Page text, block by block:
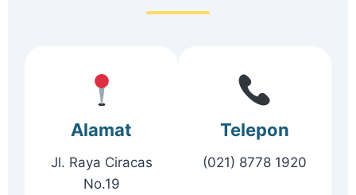
Alamat
Jl. Raya Ciracas
No.19
Telepon
(021) 8778 1920